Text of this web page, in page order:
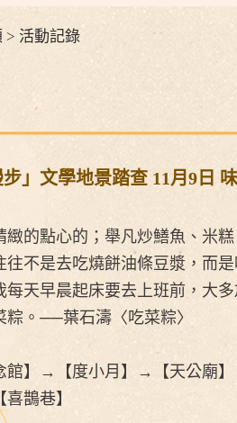
> 活動記錄
」文學地景踏查 11月9日
緻的點心的；舉凡炒鱔魚、米
往不是去吃燒餅油條豆漿，而
每天早晨起床要去上班前，大
粽。──葉石濤〈吃菜粽〉
館】→【度小月】→【天公廟
鵲巷】